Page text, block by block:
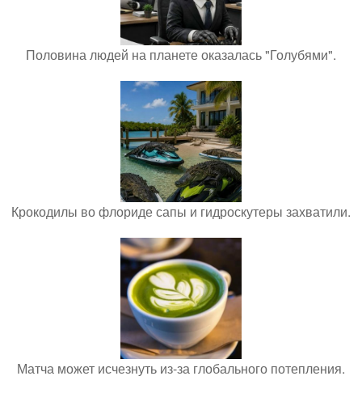
Половина людей на планете оказалась "Голубями".
Крокодилы во флориде сапы и гидроскутеры захватили.
Матча может исчезнуть из-за глобального потепления.